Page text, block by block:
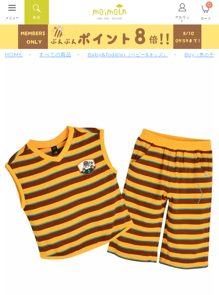
ONLINE STORE アカウン
ト
検索
メニュー カート
0
HOME すべての商品 Baby&Toddler （ベビー&キッズ） Boy （男の子）